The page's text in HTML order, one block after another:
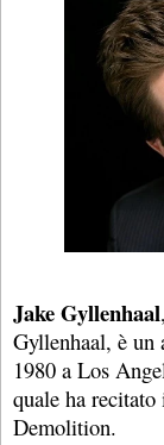
Jake Gyllenhaal
Gyllenhaal, è un
1980 a Los
quale ha
Demolition.